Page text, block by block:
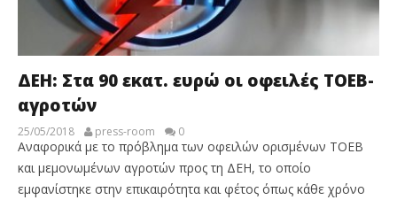
ΔΕΗ: Στα 90 εκατ. ευρώ οι οφειλές ΤΟΕΒ-
αγροτών
25/05/2018 press-room 0
Αναφορικά με το πρόβλημα των οφειλών ορισμένων ΤΟΕΒ
και μεμονωμένων αγροτών προς τη ΔΕΗ, το οποίο
εμφανίστηκε στην επικαιρότητα και φέτος όπως κάθε χρόνο